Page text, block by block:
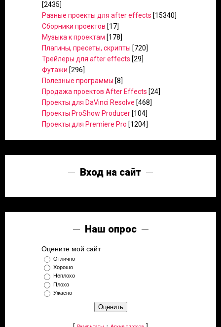
[2435]
Разные проекты для after effects [15340]
Сборники проектов [17]
Музыка к проектам [178]
Плагины, пресеты, скрипты [720]
Трейлеры для after effects [29]
Футажи [296]
Полезные программы [8]
Продажа проектов After Effects [24]
Проекты для DaVinci Resolve [468]
Проекты ProShow Producer [104]
Проекты для Premiere Pro [1204]
Вход на сайт
Наш опрос
Оцените мой сайт
Отлично
Хорошо
Неплохо
Плохо
Ужасно